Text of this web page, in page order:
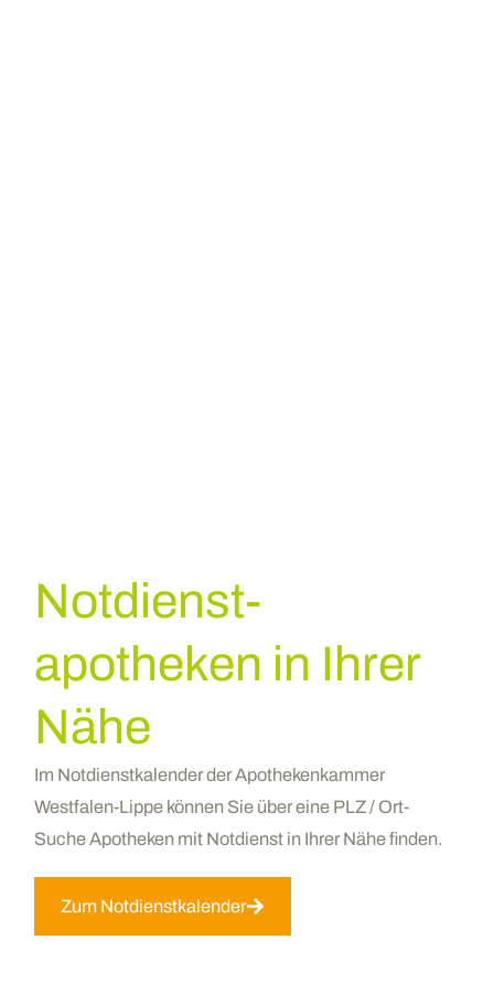
Notdienst­
apotheken in Ihrer
Nähe
Im Notdienstkalender der Apothekenkammer
Westfalen-Lippe können Sie über eine PLZ / Ort-
Suche Apotheken mit Notdienst in Ihrer Nähe finden.
Zum Notdienstkalender